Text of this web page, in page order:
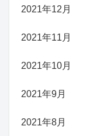
2021年12月
2021年11月
2021年10月
2021年9月
2021年8月